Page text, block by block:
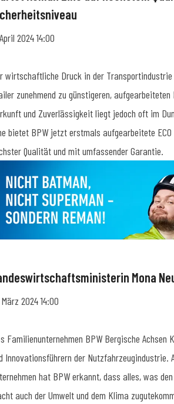
2024 14:00
wirtschaftliche Druck in der
zunehmend zu günstigeren, aufgearbeiteten
und Zuverlässigkeit liegt jedoch oft im
bietet BPW jetzt erstmals aufgearbeitete
Qualität und mit umfassender Garantie.
Mona
März 2024 14:00
Familienunternehmen BPW Bergische Achsen
Innovationsführern der Nutzfahrzeugindustrie.
hat BPW erkannt, dass alles, was
auch der Umwelt und dem Klima